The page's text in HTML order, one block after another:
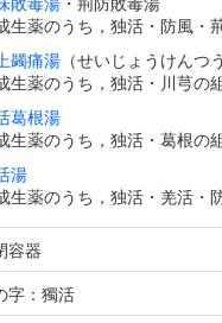
生薬のうち，独活・防風・
蠲痛湯（せいじょうけんつ
生薬のうち，独活・川芎の
葛根湯
生薬のうち，独活・葛根の
湯
生薬のうち，独活・羌活・
容器
字：獨活